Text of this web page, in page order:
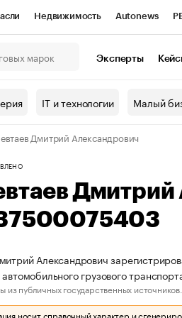
Недвижимость Autonews
Проверка контрагентов
Эксперты
IT и технологии Малый
Дмитрий Александрович
Александрович
автомобильного грузового
из публичных государственных источников.
носит справочный характер и